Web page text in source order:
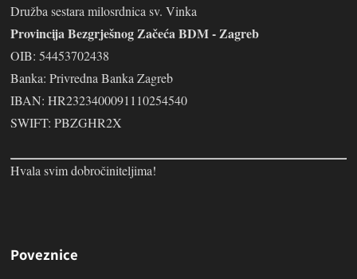
Družba sestara milosrdnica sv. Vinka
Provincija Bezgrješnog Začeća BDM - Zagreb
OIB: 54453702438
Banka: Privredna Banka Zagreb
IBAN: HR2323400091110254540
SWIFT: PBZGHR2X
Hvala svim dobročiniteljima!
Poveznice